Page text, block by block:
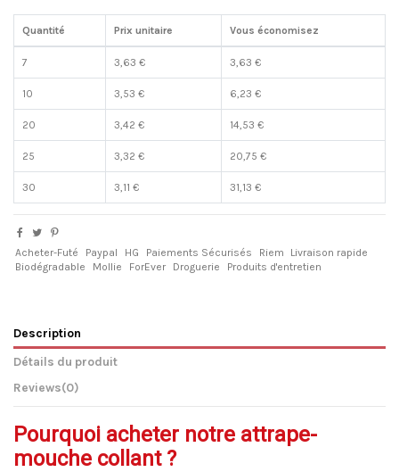
Quantité Prix unitaire Vous économisez
7 3,63 € 3,63 €
10 3,53 € 6,23 €
20 3,42 € 14,53 €
25 3,32 € 20,75 €
30 3,11 € 31,13 €
Acheter-Futé Paypal HG Paiements Sécurisés Riem
Livraison rapide
Biodégradable
Mollie ForEver Droguerie Produits d'entretien
Description
Détails du produit
Reviews(0)
Pourquoi acheter notre attrape-
mouche collant ?